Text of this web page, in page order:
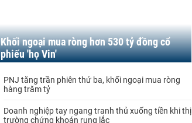
Khối ngoại mua ròng hơn 530 tỷ đồng cổ
phiếu 'họ Vin'
PNJ tăng trần phiên thứ ba, khối ngoại mua ròng
hàng trăm tỷ
Doanh nghiệp tay ngang tranh thủ xuống tiền khi thị
trường chứng khoán rung lắc